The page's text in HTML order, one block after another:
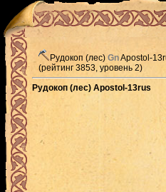
Рудокоп (лес) GnApostol-
(рейтинг 3853, уровень 2)
Рудокоп (лес) Apostol-13rus